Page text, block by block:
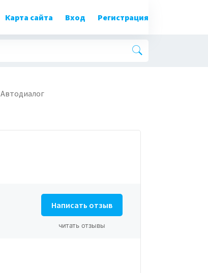
Карта сайта Вход Регистрация
Автодиалог
Написать отзыв
читать отзывы